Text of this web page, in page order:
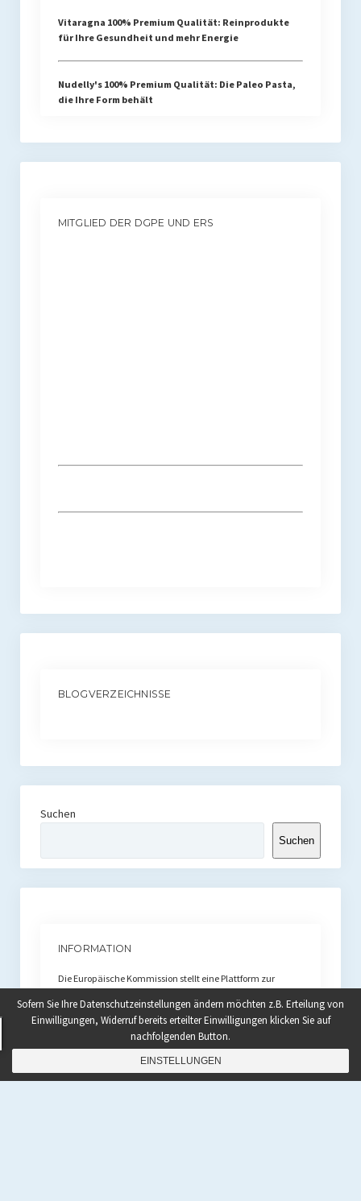
Vitaragna 100% Premium Qualität: Reinprodukte
für Ihre Gesundheit und mehr Energie
Nudelly's 100% Premium Qualität: Die Paleo Pasta,
die Ihre Form behält
MITGLIED DER DGPE UND ERS
BLOGVERZEICHNISSE
Suchen
Suchen
INFORMATION
Die Europäische Kommission stellt eine Plattform zur
unterdiesem Link.
Sofern Sie Ihre Datenschutzeinstellungen ändern möchten z.B. Erteilung von
Einwilligungen, Widerruf bereits erteilter Einwilligungen klicken Sie auf
nachfolgenden Button.
EINSTELLUNGEN